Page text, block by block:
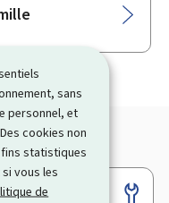
sans
personnel, et
cookies non
statistiques
vous les
de